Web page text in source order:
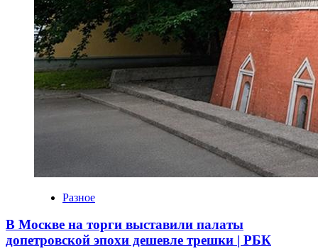
Разное
В Москве на торги выставили палаты
допетровской эпохи дешевле трешки | РБК